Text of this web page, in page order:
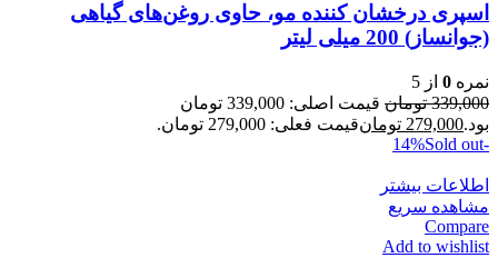
اسپری درخشان کننده مو، حاوی روغن‌های گیاهی
(جوانساز) 200 میلی لیتر
نمره 0 از 5
339,000 تومان
قیمت اصلی: 339,000 تومان
بود.279,000 تومانقیمت فعلی: 279,000 تومان.
-14%
Sold out
اطلاعات بیشتر
مشاهده سریع
Compare
Add to wishlist